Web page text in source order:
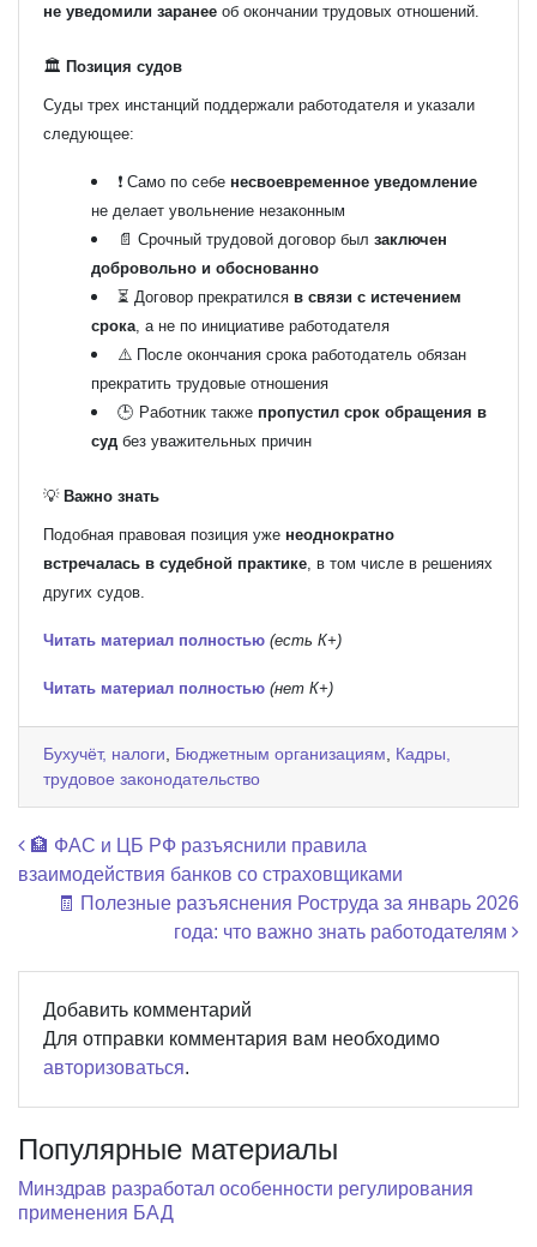
не уведомили заранее об окончании трудовых отношений.
🏛️ Позиция судов
Суды трех инстанций поддержали работодателя и указали
следующее:
❗ Само по себе несвоевременное уведомление
не делает увольнение незаконным
📄 Срочный трудовой договор был заключен
добровольно и обоснованно
⏳ Договор прекратился в связи с истечением
срока , а не по инициативе работодателя
⚠️ После окончания срока работодатель обязан
прекратить трудовые отношения
🕒 Работник также пропустил срок обращения в
суд без уважительных причин
💡 Важно знать
Подобная правовая позиция уже неоднократно
встречалась в судебной практике , в том числе в решениях
других судов.
Читать материал полностью (есть К+)
Читать материал полностью (нет К+)
Бухучёт, налоги Бюджетным организациям
Кадры,
трудовое законодательство
Навигация по записям
🏦 ФАС и ЦБ РФ разъяснили правила
взаимодействия банков со страховщиками
🧾 Полезные разъяснения Роструда за январь 2026
года: что важно знать работодателям
Добавить комментарий
Для отправки комментария вам необходимо
авторизоваться.
Популярные материалы
Минздрав разработал особенности регулирования
применения БАД